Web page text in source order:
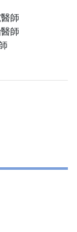
師
師